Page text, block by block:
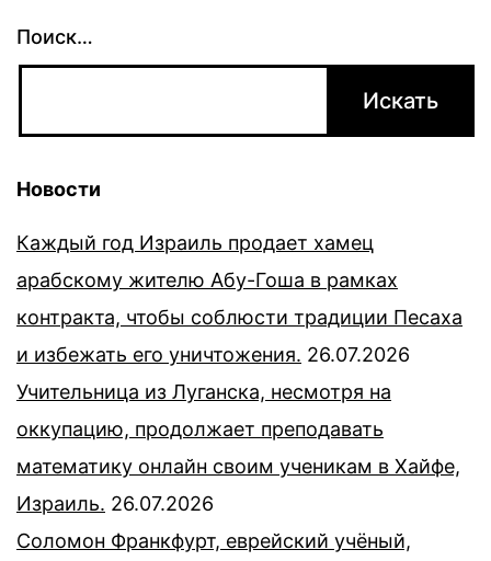
Поиск…
Новости
Каждый год Израиль продает хамец
арабскому жителю Абу-Гоша в рамках
контракта, чтобы соблюсти традиции Песаха
и избежать его уничтожения. 26.07.2026
Учительница из Луганска, несмотря на
оккупацию, продолжает преподавать
математику онлайн своим ученикам в Хайфе,
Израиль. 26.07.2026
Соломон Франкфурт, еврейский учёный,